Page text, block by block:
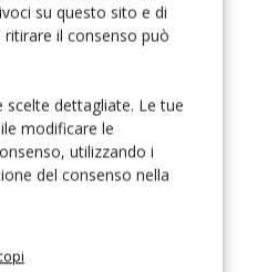
su questo sito e di
il consenso può
dettagliate. Le tue
modificare le
utilizzando i
del consenso nella